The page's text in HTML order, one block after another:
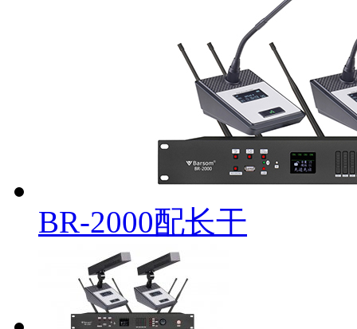
BR-2000配长干